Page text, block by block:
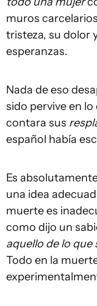
muros
tristeza, su dolor
esperanzas.
Nada de eso
sido pervive en
contara sus
español había
Es
una idea
muerte es
como dijo un
aquello de lo que
Todo en la